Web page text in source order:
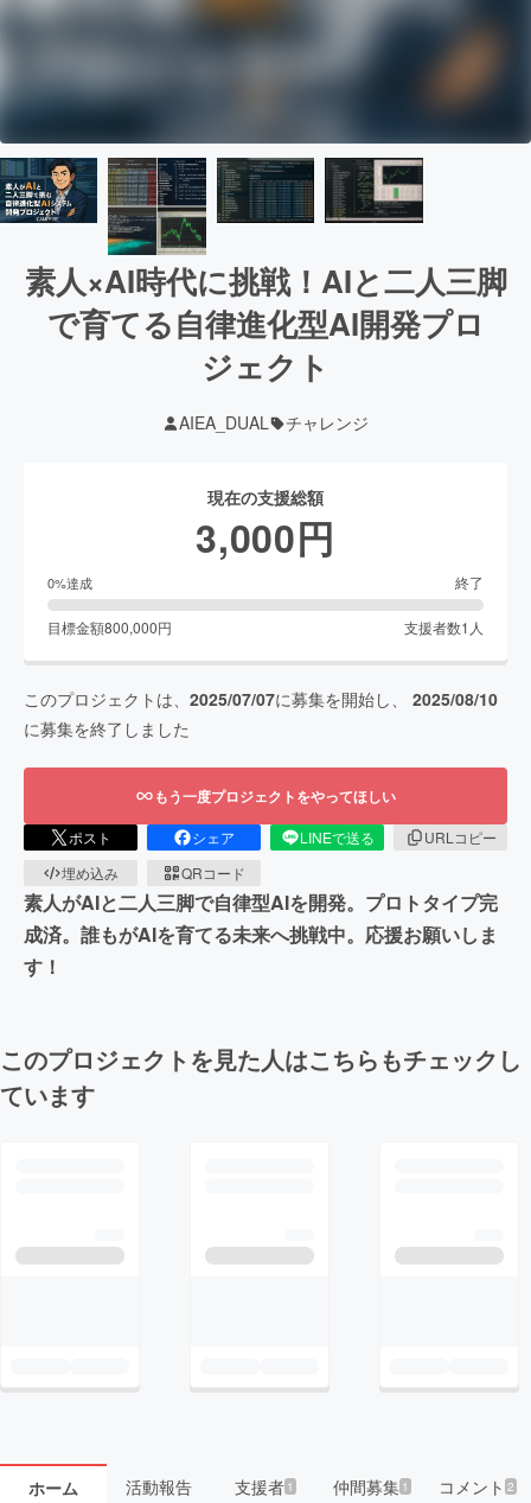
素人×AI時代に挑戦！AIと二人三脚
で育てる自律進化型AI開発プロ
ジェクト
AIEA_DUAL チャレンジ
現在の支援総額
3,000円
0%達成 終了
目標金額800,000円 支援者数1 人
このプロジェクトは、 2025/07/07に募集を開始し、 2025/08/10
に募集を終了しました
もう一度プロジェクトをやってほしい
ポスト シェア LINEで送る
URLコピー
埋め込み
QRコード
素人がAIと二人三脚で自律型AIを開発。プロトタイプ完
成済。誰もがAIを育てる未来へ挑戦中。応援お願いしま
す！
このプロジェクトを見た人はこちらもチェックし
ています
ホーム 活動報告 支援者 1 仲間募集 1 コメント2